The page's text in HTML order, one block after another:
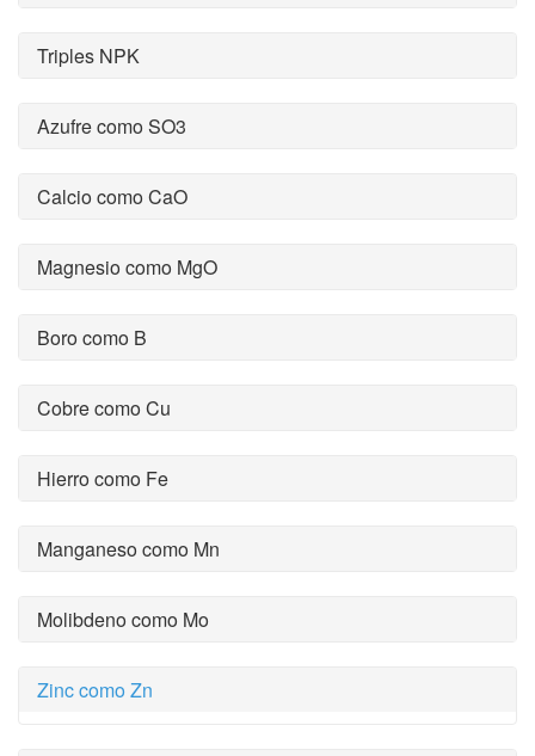
Triples NPK
Azufre como SO3
Calcio como CaO
Magnesio como MgO
Boro como B
Cobre como Cu
Hierro como Fe
Manganeso como Mn
Molibdeno como Mo
Zinc como Zn